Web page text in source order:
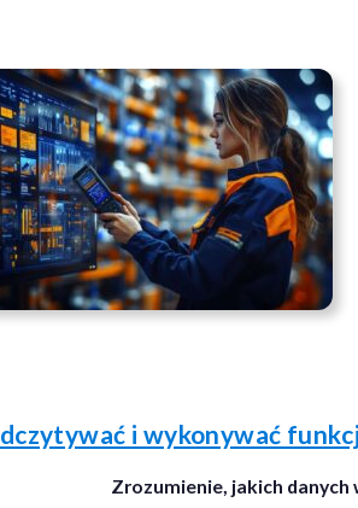
i wykonywać
Zrozumienie, jakich danych